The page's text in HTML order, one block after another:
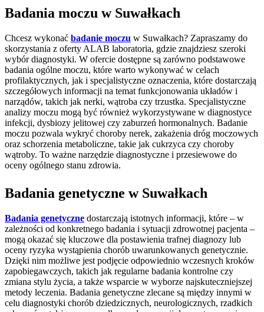
Badania moczu w Suwałkach
Chcesz wykonać badanie moczu w Suwałkach? Zapraszamy do
skorzystania z oferty ALAB laboratoria, gdzie znajdziesz szeroki
wybór diagnostyki. W ofercie dostępne są zarówno podstawowe
badania ogólne moczu, które warto wykonywać w celach
profilaktycznych, jak i specjalistyczne oznaczenia, które dostarczają
szczegółowych informacji na temat funkcjonowania układów i
narządów, takich jak nerki, wątroba czy trzustka. Specjalistyczne
analizy moczu mogą być również wykorzystywane w diagnostyce
infekcji, dysbiozy jelitowej czy zaburzeń hormonalnych. Badanie
moczu pozwala wykryć choroby nerek, zakażenia dróg moczowych
oraz schorzenia metaboliczne, takie jak cukrzyca czy choroby
wątroby. To ważne narzędzie diagnostyczne i przesiewowe do
oceny ogólnego stanu zdrowia.
Badania genetyczne w Suwałkach
Badania genetyczne dostarczają istotnych informacji, które – w
zależności od konkretnego badania i sytuacji zdrowotnej pacjenta –
mogą okazać się kluczowe dla postawienia trafnej diagnozy lub
oceny ryzyka wystąpienia chorób uwarunkowanych genetycznie.
Dzięki nim możliwe jest podjęcie odpowiednio wczesnych kroków
zapobiegawczych, takich jak regularne badania kontrolne czy
zmiana stylu życia, a także wsparcie w wyborze najskuteczniejszej
metody leczenia. Badania genetyczne zlecane są między innymi w
celu diagnostyki chorób dziedzicznych, neurologicznych, rzadkich